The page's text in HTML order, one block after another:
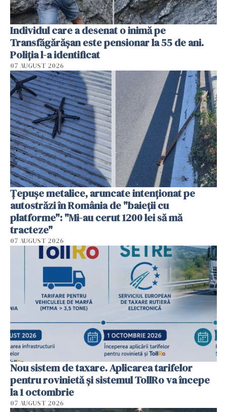
Individul care a desenat o inimă pe
Transfăgărășan este pensionar la 55 de ani.
Poliția l-a identificat
07 AUGUST 2026
Țepușe metalice, aruncate intenționat pe
autostrăzi în România de "baieții cu
platforme": "Mi-au cerut 1200 lei să mă
tracteze"
07 AUGUST 2026
Nou sistem de taxare. Aplicarea tarifelor
pentru rovinietă şi sistemul TollRo va începe
la 1 octombrie
07 AUGUST 2026